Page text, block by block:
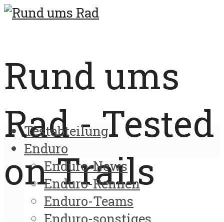
Rund ums
Rad - Tested
on Trails
Testabteilung
Enduro
Enduro-News
Enduro-Rennen
Enduro-Teams
Enduro-sonstiges